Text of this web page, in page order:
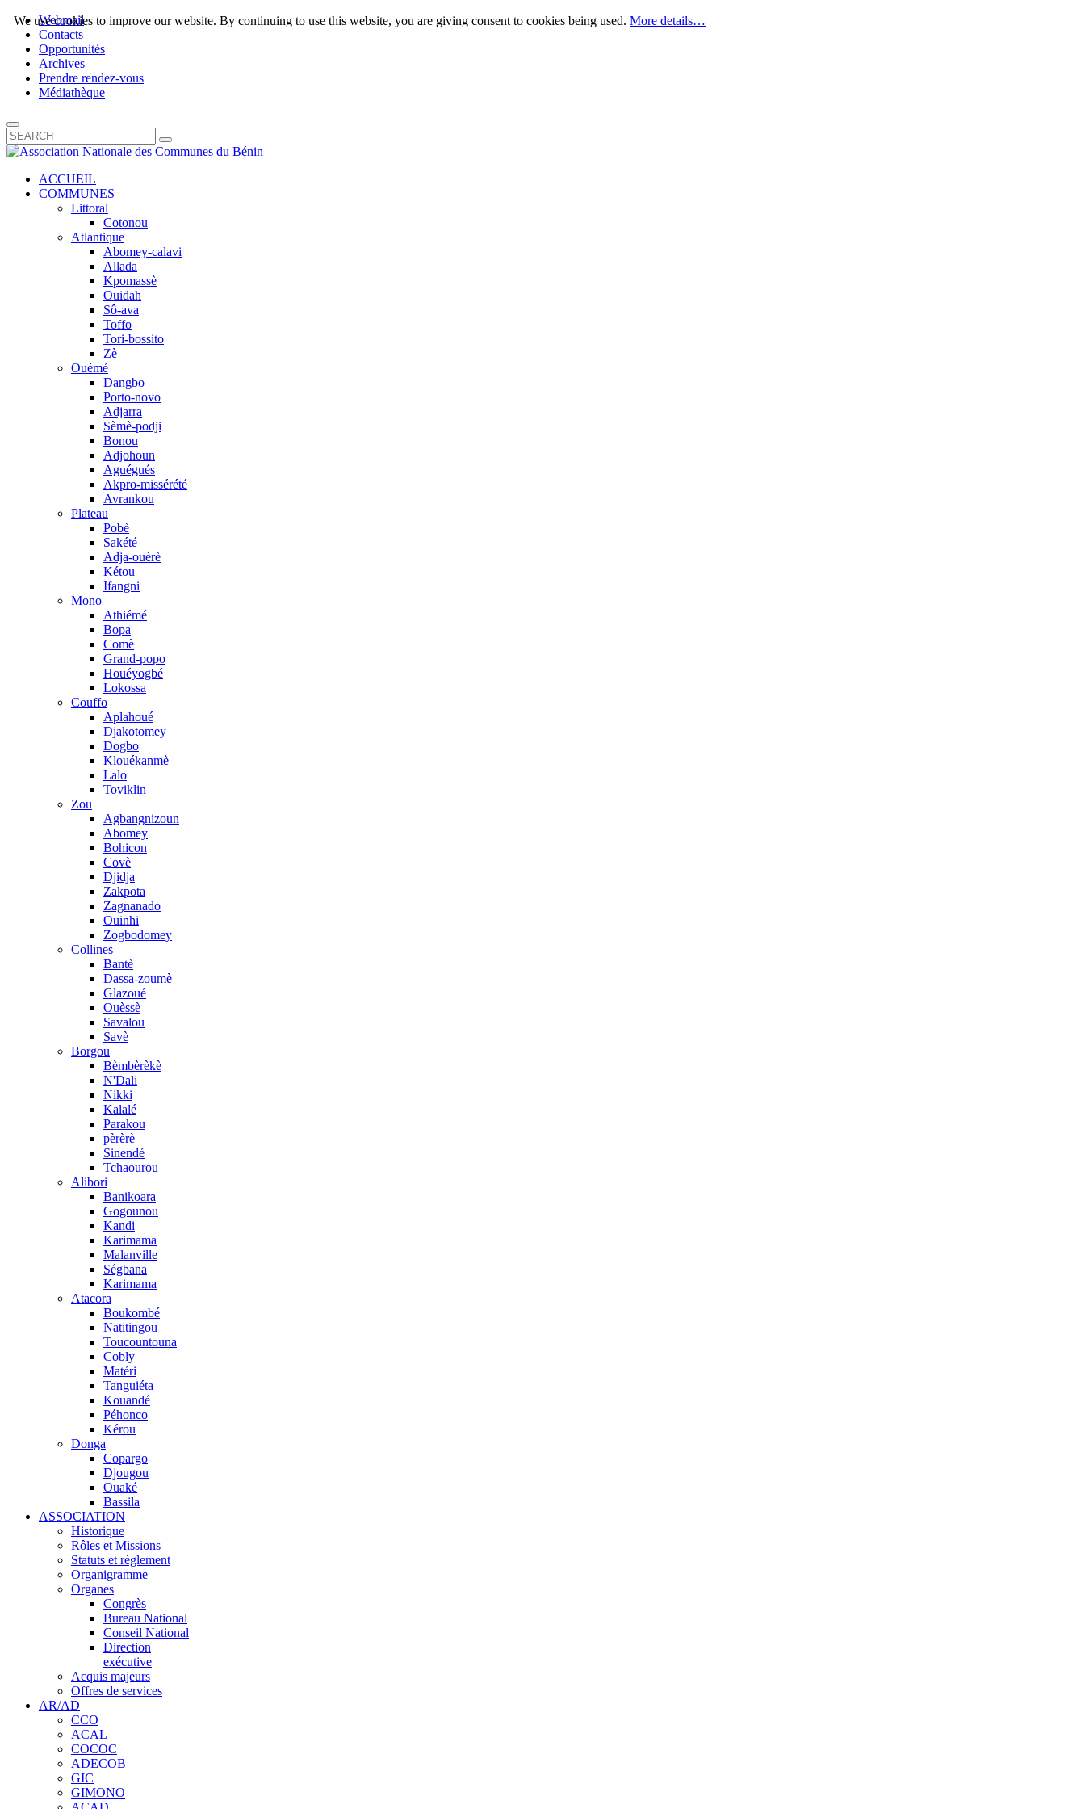
Webmail
Contacts
Opportunités
Archives
Prendre rendez-vous
Médiathèque
ACCUEIL
COMMUNES
Littoral
Cotonou
Atlantique
Abomey-calavi
Allada
Kpomassè
Ouidah
Sô-ava
Toffo
Tori-bossito
Zè
Ouémé
Dangbo
Porto-novo
Adjarra
Sèmè-podji
Bonou
Adjohoun
Aguégués
Akpro-missérété
Avrankou
Plateau
Pobè
Sakété
Adja-ouèrè
Kétou
Ifangni
Mono
Athiémé
Bopa
Comè
Grand-popo
Houéyogbé
Lokossa
Couffo
Aplahoué
Djakotomey
Dogbo
Klouékanmè
Lalo
Toviklin
Zou
Agbangnizoun
Abomey
Bohicon
Covè
Djidja
Zakpota
Zagnanado
Ouinhi
Zogbodomey
Collines
Bantè
Dassa-zoumè
Glazoué
Ouèssè
Savalou
Savè
Borgou
Bèmbèrèkè
N'Dali
Nikki
Kalalé
Parakou
pèrèrè
Sinendé
Tchaourou
Alibori
Banikoara
Gogounou
Kandi
Karimama
Malanville
Ségbana
Karimama
Atacora
Boukombé
Natitingou
Toucountouna
Cobly
Matéri
Tanguiéta
Kouandé
Péhonco
Kérou
Donga
Copargo
Djougou
Ouaké
Bassila
ASSOCIATION
Historique
Rôles et Missions
Statuts et règlement
Organigramme
Organes
Congrès
Bureau National
Conseil National
Direction
exécutive
Acquis majeurs
Offres de services
AR/AD
CCO
ACAL
COCOC
ADECOB
GIC
GIMONO
We use cookies to improve our website. By continuing to use this website, you are giving consent to cookies being used. More details…